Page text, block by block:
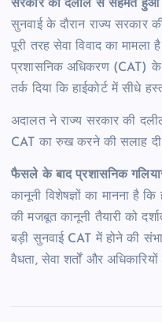
सरकार की दलील से सहमत हुआ
सुनवाई के दौरान राज्य सरकार
पूरी तरह सेवा विवाद का
प्रशासनिक अधिकरण (CAT) के
तर्क दिया कि हाईकोर्ट में सीधे
अदालत ने राज्य सरकार की
CAT का रुख करने की सलाह
फैसले के बाद प्रशासनिक
कानूनी विशेषज्ञों का मानना है
की मजबूत कानूनी तैयारी को
बड़ी सुनवाई CAT में होने की
वैधता, सेवा शर्तों और